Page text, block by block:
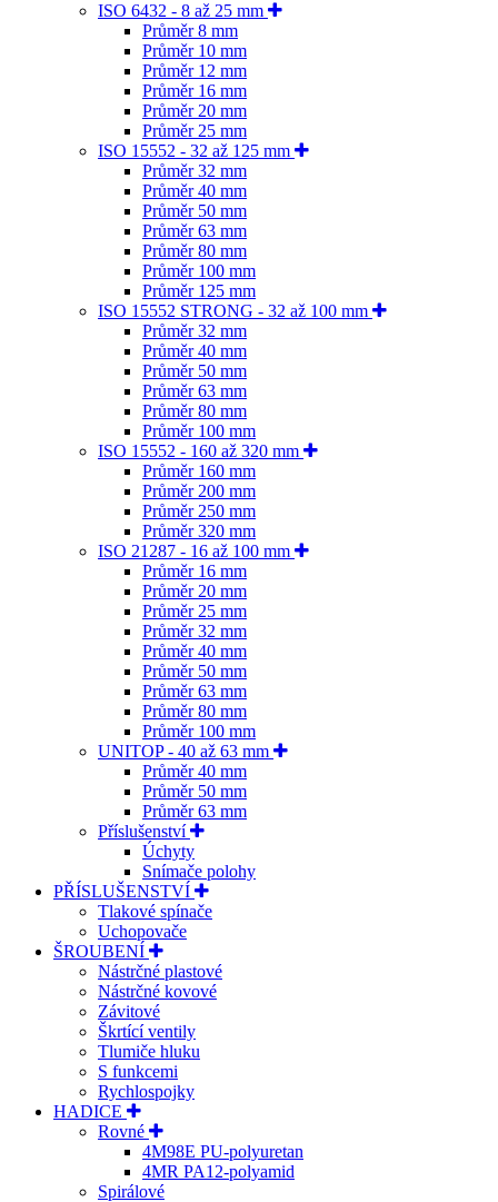
ISO 6432 - 8 až 25 mm
Průměr 8 mm
Průměr 10 mm
Průměr 12 mm
Průměr 16 mm
Průměr 20 mm
Průměr 25 mm
ISO 15552 - 32 až 125 mm
Průměr 32 mm
Průměr 40 mm
Průměr 50 mm
Průměr 63 mm
Průměr 80 mm
Průměr 100 mm
Průměr 125 mm
ISO 15552 STRONG - 32 až 100 mm
Průměr 32 mm
Průměr 40 mm
Průměr 50 mm
Průměr 63 mm
Průměr 80 mm
Průměr 100 mm
ISO 15552 - 160 až 320 mm
Průměr 160 mm
Průměr 200 mm
Průměr 250 mm
Průměr 320 mm
ISO 21287 - 16 až 100 mm
Průměr 16 mm
Průměr 20 mm
Průměr 25 mm
Průměr 32 mm
Průměr 40 mm
Průměr 50 mm
Průměr 63 mm
Průměr 80 mm
Průměr 100 mm
UNITOP - 40 až 63 mm
Průměr 40 mm
Průměr 50 mm
Průměr 63 mm
Příslušenství
Úchyty
Snímače polohy
PŘÍSLUŠENSTVÍ
Tlakové spínače
Uchopovače
ŠROUBENÍ
Nástrčné plastové
Nástrčné kovové
Závitové
Škrtící ventily
Tlumiče hluku
S funkcemi
Rychlospojky
HADICE
Rovné
4M98E PU-polyuretan
4MR PA12-polyamid
Spirálové